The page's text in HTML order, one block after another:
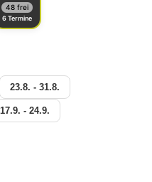
48 frei
6 Termine
23.8. - 31.8.
17.9. - 24.9.